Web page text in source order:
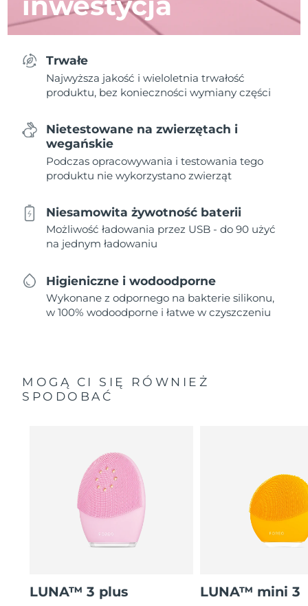
Trwałe
Najwyższa jakość i wieloletnia trwałość
produktu, bez konieczności wymiany części
Nietestowane na zwierzętach i
wegańskie
Podczas opracowywania i testowania tego
produktu nie wykorzystano zwierząt
Niesamowita żywotność baterii
Możliwość ładowania przez USB - do 90 użyć
na jednym ładowaniu
Higieniczne i wodoodporne
Wykonane z odpornego na bakterie silikonu,
w 100% wodoodporne i łatwe w czyszczeniu
MOGĄ CI SIĘ RÓWNIEŻ
SPODOBAĆ
LUNA™ 3 plus LUNA™ mini 3